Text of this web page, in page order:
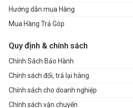
Hướng dẫn mua Hàng
Mua Hàng Trả Góp
Quy định & chính sách
Chính Sách Bảo Hành
Chính sách đổi, trả lại hàng
Chính sách cho doanh nghiệp
Chính sách vận chuyển